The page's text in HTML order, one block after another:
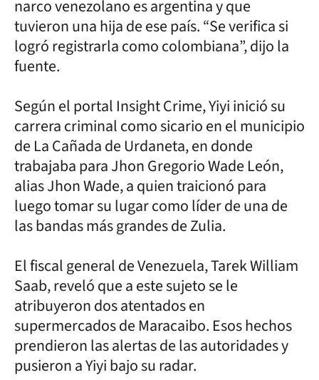
narco venezolano es argentina y que
tuvieron una hija de ese país. “Se verifica si
logró registrarla como colombiana”, dijo la
fuente.
Según el portal Insight Crime, Yiyi inició su
carrera criminal como sicario en el municipio
de La Cañada de Urdaneta, en donde
trabajaba para Jhon Gregorio Wade León,
alias Jhon Wade, a quien traicionó para
luego tomar su lugar como líder de una de
las bandas más grandes de Zulia.
El fiscal general de Venezuela, Tarek William
Saab, reveló que a este sujeto se le
atribuyeron dos atentados en
supermercados de Maracaibo. Esos hechos
prendieron las alertas de las autoridades y
pusieron a Yiyi bajo su radar.